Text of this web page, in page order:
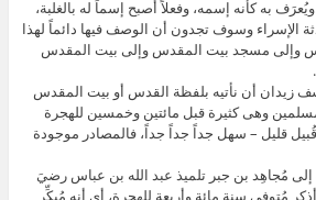
به كأنه إسمه، وفعلاً أصبح إسماً له بالغلبة،
الإسراء وسوف تجدون أن الوصف فيها دائماً لهذا
وإلى مسجد بيت المقدس وإلى بيت المقدس
زيدان أن نأتيه بلفظة القدس أو بيت المقدس
وهى كثيرة قبل مائتين وخمسين للهجرة
قليل – سهل جداً جداً جداً، فالمصادر موجودة
إلى مُجاهِد بن جبر تلميذ عبد الله بن عباس رضيَ
مُتوفى سنة مائة وأربعة للهجرة، أي أنه مُبكِّر